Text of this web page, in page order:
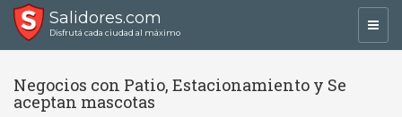
Salidores.com
Disfrutá cada ciudad al máximo
Negocios con Patio, Estacionamiento y Se
aceptan mascotas